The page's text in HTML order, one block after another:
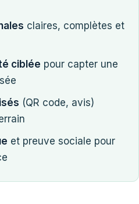
claires, complètes et
ciblée pour capter une
(QR code, avis)
et preuve sociale pour